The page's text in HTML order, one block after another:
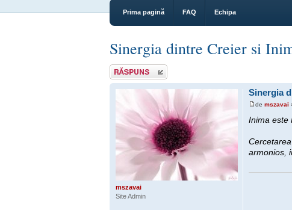
Prima pagină FAQ Echipa
Sinergia dintre Creier si
Răspunde
Sinergia
de mszavai
Inima este
armonios,
mszavai
Site Admin